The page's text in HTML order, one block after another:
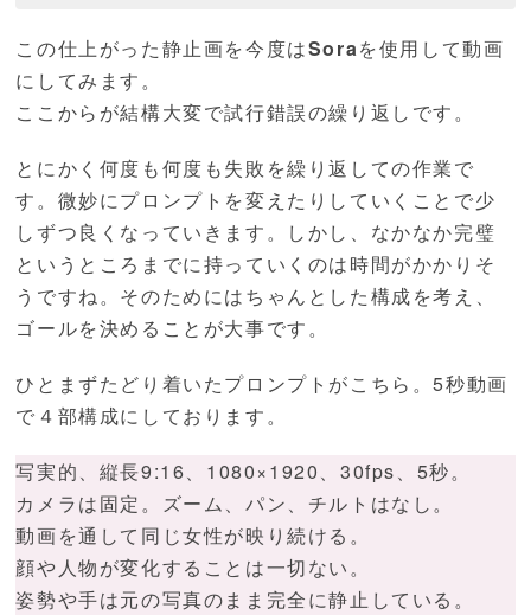
この仕上がった静止画を今度はSoraを使用して動画
にしてみます。
ここからが結構大変で試行錯誤の繰り返しです。
とにかく何度も何度も失敗を繰り返しての作業で
す。微妙にプロンプトを変えたりしていくことで少
しずつ良くなっていきます。しかし、なかなか完璧
というところまでに持っていくのは時間がかかりそ
うですね。そのためにはちゃんとした構成を考え、
ゴールを決めることが大事です。
ひとまずたどり着いたプロンプトがこちら。5秒動画
で４部構成にしております。
写実的、縦長9:16、1080×1920、30fps、5秒。
カメラは固定。ズーム、パン、チルトはなし。
動画を通して同じ女性が映り続ける。
顔や人物が変化することは一切ない。
姿勢や手は元の写真のまま完全に静止している。